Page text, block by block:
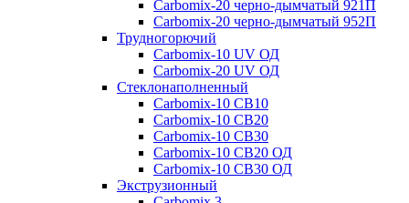
Carbomix-20 черно-дымчатый 921П
Carbomix-20 черно-дымчатый 952П
Трудногорючий
Carbomix-10 UV ОД
Carbomix-20 UV ОД
Стеклонаполненный
Carbomix-10 СВ10
Carbomix-10 СВ20
Carbomix-10 СВ30
Carbomix-10 СВ20 ОД
Carbomix-10 СВ30 ОД
Экструзионный